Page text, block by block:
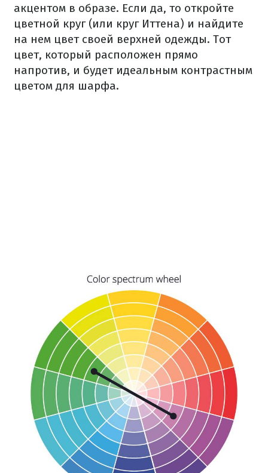
акцентом в образе. Если да, то откройте
цветной круг (или круг Иттена) и найдите
на нем цвет своей верхней одежды. Тот
цвет, который расположен прямо
напротив, и будет идеальным контрастным
цветом для шарфа.